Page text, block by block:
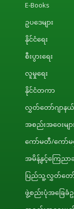
E-Books
ဥပဒေများ
နိုင်ငံရေး
စီးပွားရေး
လူမှုရေး
နိုင်ငံတကာ
လွှတ်တော်ဂျာနယ်
အစည်းအဝေးမျာ
ကော်မတီ/ကော်မရှ
အမိန့်နှင့်ကြေညာခ
ပြည်သူ့လွှတ်တော်ဆို
ဖွဲ့စည်းပုံအခြေခံဥ